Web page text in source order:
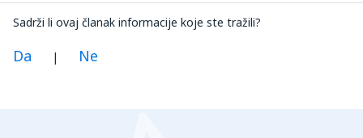
Sadrži li ovaj članak informacije koje ste tražili?
Da | Ne